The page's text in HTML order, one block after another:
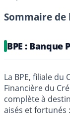
Sommaire
BPE : Banque
La BPE, filiale du
Financière du
complète à
aisés et fortunés :